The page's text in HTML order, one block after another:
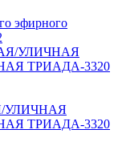
эфирного
ТРИАДА-3320